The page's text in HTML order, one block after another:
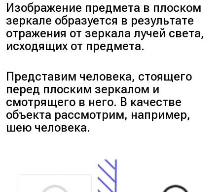
Изображение предмета в плоском
зеркале образуется в результате
отражения от зеркала лучей света,
исходящих от предмета.
Представим человека, стоящего
перед плоским зеркалом и
смотрящего в него. В качестве
объекта рассмотрим, например,
шею человека.